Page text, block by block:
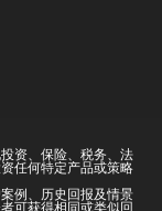
资、保险、税务、法
任何特定产品或策略
例、历史回报及情景
可获得相同或类似回